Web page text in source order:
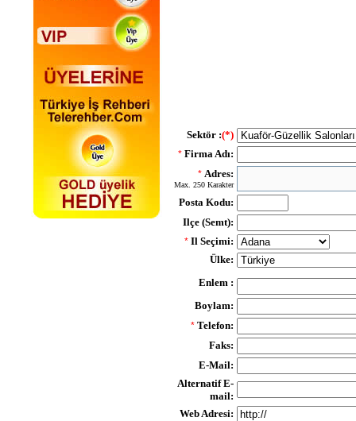
Sektör :(*)
* Firma Adı:
* Adres:
Max. 250 Karakter
Posta Kodu:
Ilçe (Semt):
* Il Seçimi:
Ülke:
Enlem :
Boylam:
* Telefon:
Faks:
E-Mail:
Alternatif E-
mail:
Web Adresi: